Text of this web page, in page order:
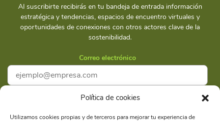
Política de cookies
Utilizamos cookies propias y de terceros para mejorar tu experiencia de
Al suscribirte recibirás en tu bandeja de entrada información
estratégica y tendencias, espacios de encuentro virtuales y
oportunidades de conexiones con otros actores clave de la
sostenibilidad.
Correo electrónico